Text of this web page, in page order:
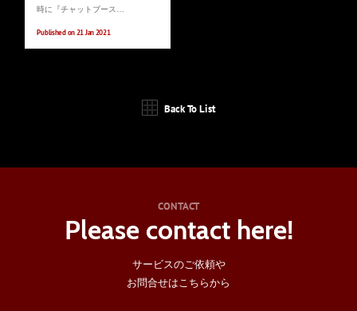
時に『チャットブース…
Published on 21 Jan 2021
Back To List
CONTACT
Please contact here!
サービスのご依頼や
お問合せはこちらから